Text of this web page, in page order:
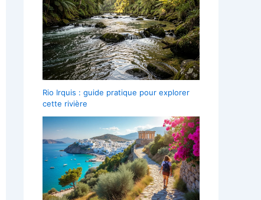
Rio Irquis : guide pratique pour explorer
cette rivière